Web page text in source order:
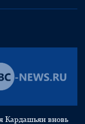
Кардашьян вновь